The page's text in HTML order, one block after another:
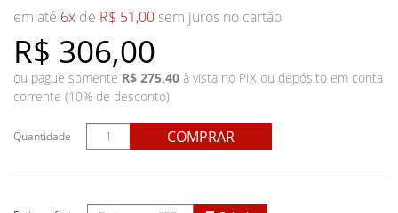
R$ 306,00
em até 6x de R$ 51,00 sem juros no cartão
ou pague somente R$ 275,40 à vista no PIX ou depósito em conta
corrente (10% de desconto)
Quantidade COMPRAR